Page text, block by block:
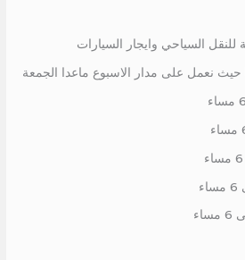
للنقل السياحي وايجار السيارات
حيث نعمل على مدار الاسبوع ماعدا الجمعة